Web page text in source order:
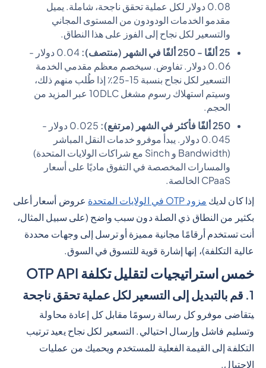
0.08 دولار لكل عملية تحقق ناجحة، شاملة. يميل
مقدمو الخدمات الودودون من المستوى المجاني
والتسعير لكل نجاح إلى الفوز على هذا النطاق.
25 ألفًا - 250 ألفًا في الشهر (منتصف):
0.04 دولار -
0.06 دولار. تفاوض. سيخصم معظم مقدمي الخدمة
التسعير لكل نجاح بنسبة 15-25٪ إذا طُلب منهم ذلك،
وسيتم استهلاك رسوم مشغل 10DLC عبر المزيد من
الحجم.
250 ألفًا فأكثر في الشهر (مرتفع):
0.025 دولار -
0.045 دولار. يبدأ موفرو خدمات النقل المباشر
(Bandwidth و Sinch مع شراكات الولايات المتحدة)
والمسارات المخصصة في التفوق ماديًا على أسعار
CPaaS الخالصة.
إذا كان لديك مزود OTP في الولايات المتحدة
عروض أسعار أعلى
بكثير من النطاق ذي الصلة دون سبب واضح (على سبيل المثال،
أنت تستخدم أرقامًا مجانية مميزة أو ترسل إلى وجهات محددة
عالية التكلفة)، إنها إشارة قوية للتسوق في السوق.
خمس استراتيجيات لتقليل تكلفة OTP API
1. قم بالتبديل إلى التسعير لكل عملية تحقق ناجحة
يتقاضى موفرو كل رسالة رسومًا مقابل كل إعادة محاولة
وتسليم فاشل وإرسال احتيالي. التسعير لكل نجاح يعيد ترتيب
التكلفة إلى القيمة الفعلية للمستخدم ويحميك من عمليات
الاحتيال.